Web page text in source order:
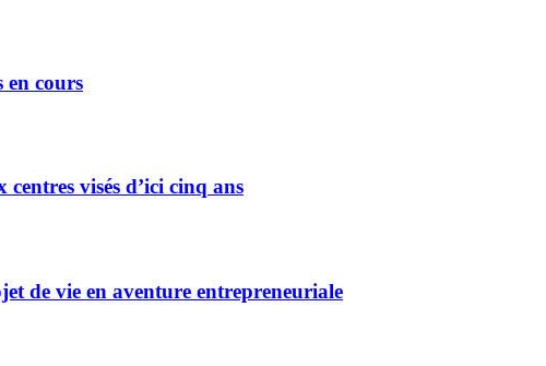
en cours
visés d’ici cinq ans
de vie en aventure entrepreneuriale